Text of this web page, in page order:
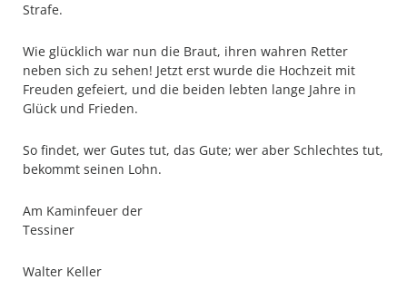
Strafe.
Wie glücklich war nun die Braut, ihren wahren Retter
neben sich zu sehen! Jetzt erst wurde die Hochzeit mit
Freuden gefeiert, und die beiden lebten lange Jahre in
Glück und Frieden.
So findet, wer Gutes tut, das Gute; wer aber Schlechtes tut,
bekommt seinen Lohn.
Am Kaminfeuer der
Tessiner
Walter Keller